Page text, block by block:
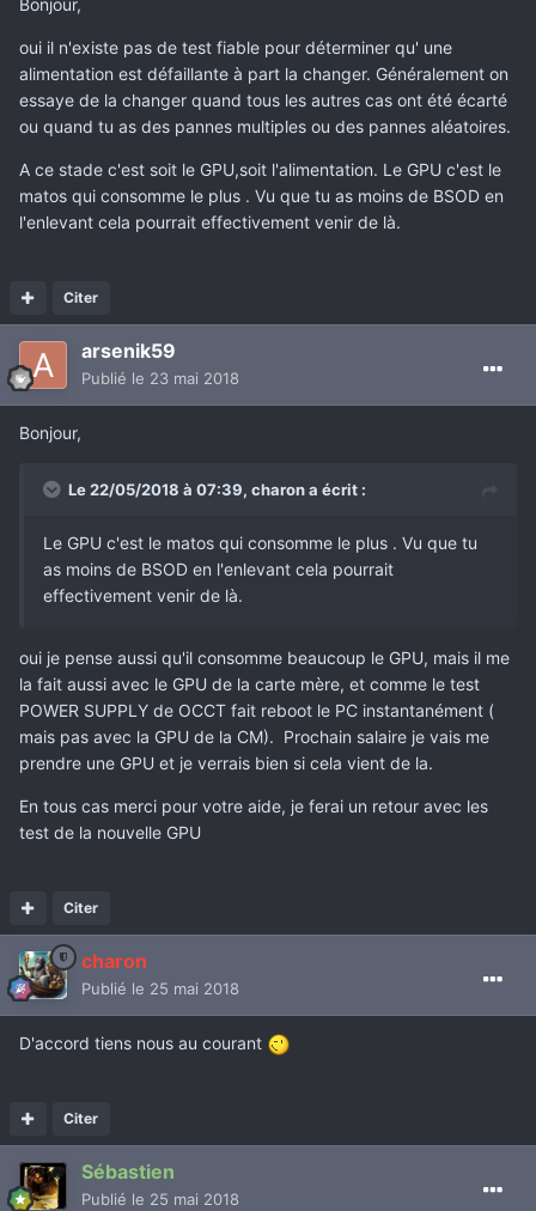
Bonjour,
oui il n'existe pas de test fiable pour déterminer qu' une
alimentation est défaillante à part la changer. Généralement on
essaye de la changer quand tous les autres cas ont été écarté
ou quand tu as des pannes multiples ou des pannes aléatoires.
A ce stade c'est soit le GPU,soit l'alimentation. Le GPU c'est le
matos qui consomme le plus . Vu que tu as moins de BSOD en
l'enlevant cela pourrait effectivement venir de là.
Citer
arsenik59
Publié le 23 mai 2018
Bonjour,
Le 22/05/2018 à 07:39, charona écrit :
Le GPU c'est le matos qui consomme le plus . Vu que tu
as moins de BSOD en l'enlevant cela pourrait
effectivement venir de là.
oui je pense aussi qu'il consomme beaucoup le GPU, mais il me
la fait aussi avec le GPU de la carte mère, et comme le test
POWER SUPPLY de OCCT fait reboot le PC instantanément (
mais pas avec la GPU de la CM). Prochain salaire je vais me
prendre une GPU et je verrais bien si cela vient de la.
En tous cas merci pour votre aide, je ferai un retour avec les
test de la nouvelle GPU
Citer
charon
Publié le 25 mai 2018
D'accord tiens nous au courant
Citer
Sébastien
Publié le 25 mai 2018